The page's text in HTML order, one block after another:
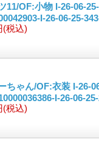
11/OF:小物 I-26-06-
I-26-06-25-
(税込)
ちゃん/OF:衣装 I-26-
I-26-06-
(税込)